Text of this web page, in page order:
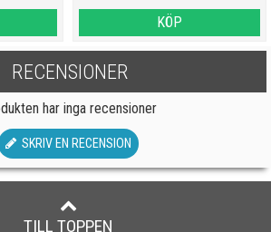
KÖP
RECENSIONER
har inga recensioner
SKRIV EN RECENSION
TILL TOPPEN